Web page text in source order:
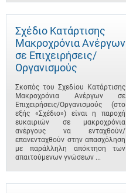
Σχέδιο Κατάρτισης
Μακροχρόνια Ανέργων
σε Επιχειρήσεις/
Οργανισμούς
Σκοπός του Σχεδίου Κατάρτισης
Μακροχρόνια Ανέργων σε
Επιχειρήσεις/Οργανισμούς (στο
εξής «Σχέδιο») είναι η παροχή
ευκαιριών σε μακροχρόνια
ανέργους να ενταχθούν/
επανενταχθούν στην απασχόληση
με παράλληλη απόκτηση των
απαιτούμενων γνώσεων ...